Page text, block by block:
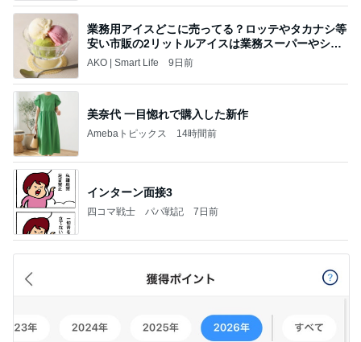
業務用アイスどこに売ってる？ロッテやタカナシ等
安い市販の2リットルアイスは業務スーパーやシャ
トレ
AKO | Smart Life 9日前
美奈代 一目惚れで購入した新作
Amebaトピックス 14時間前
インターン面接3
四コマ戦士 パパ戦記 7日前